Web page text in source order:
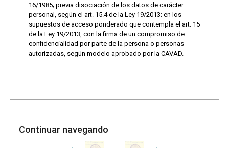
16/1985; previa disociación de los datos de carácter
personal, según el art. 15.4 de la Ley 19/2013; en los
supuestos de acceso ponderado que contempla el art. 15
de la Ley 19/2013, con la firma de un compromiso de
confidencialidad por parte de la persona o personas
autorizadas, según modelo aprobado por la CAVAD.
Continuar navegando